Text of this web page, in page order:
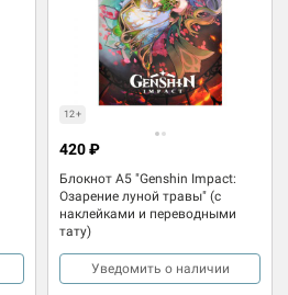
12+
Блокнот А5 "Genshin Impact:
Озарение луной травы" (с
наклейками и переводными
тату)
420 ₽
Уведомить о наличии